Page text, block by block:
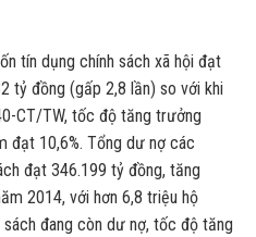
tín dụng chính sách xã hội đạt
tỷ đồng (gấp 2,8 lần) so với khi
CT/TW, tốc độ tăng trưởng
đạt 10,6%. Tổng dư nợ các
đạt 346.199 tỷ đồng, tăng
2014, với hơn 6,8 triệu hộ
đang còn dư nợ, tốc độ tăng